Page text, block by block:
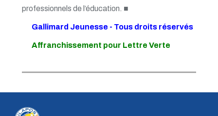
professionnels de l’éducation. ■
Gallimard Jeunesse - Tous droits réservés
Affranchissement pour Lettre Verte